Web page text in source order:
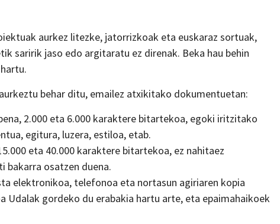
aurkez litezke, jatorrizkoak eta euskaraz sortuak,
saririk jaso edo argitaratu ez direnak. Beka hau behin
behar ditu, emailez atxikitako dokumentuetan:
2.000 eta 6.000 karaktere bitartekoa, egoki iritzitako
egitura, luzera, estiloa, etab.
eta 40.000 karaktere bitartekoa, ez nahitaez
bakarra osatzen duena.
elektronikoa, telefonoa eta nortasun agiriaren kopia
Udalak gordeko du erabakia hartu arte, eta epaimahaikoek